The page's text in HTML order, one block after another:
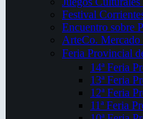
Festival
Encuentro sobre
ArteCo. Mercado
Feria Provincial
14ª Feria
13ª Feria
12ª Feria
11ª Feria